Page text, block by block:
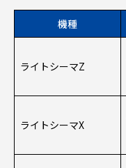
機種
ライトシーマZ
ライトシーマX